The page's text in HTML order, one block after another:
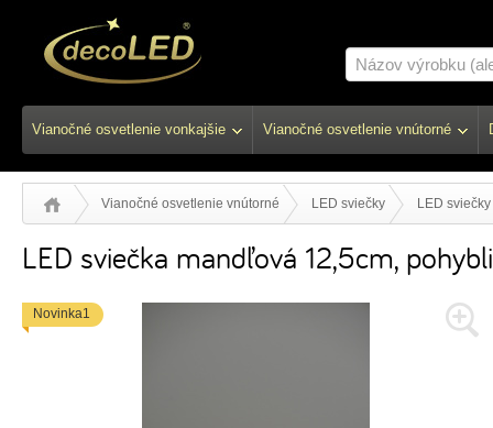
Vianočné osvetlenie vonkajšie Vianočné osvetlenie vnútorné
Vianočné osvetlenie vnútorné LED sviečky LED
LED sviečka mandľová 12,5cm,
Novinka1